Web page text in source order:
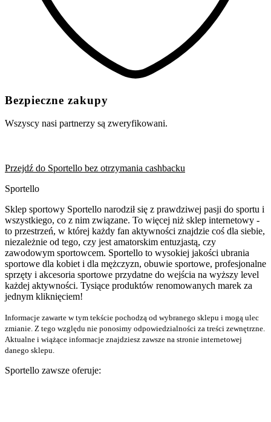
Bezpieczne zakupy
Wszyscy nasi partnerzy są zweryfikowani.
Przejdź do Sportello bez otrzymania cashbacku
Sportello
Sklep sportowy Sportello narodził się z prawdziwej pasji do sportu i
wszystkiego, co z nim związane. To więcej niż sklep internetowy -
to przestrzeń, w której każdy fan aktywności znajdzie coś dla siebie,
niezależnie od tego, czy jest amatorskim entuzjastą, czy
zawodowym sportowcem. Sportello to wysokiej jakości ubrania
sportowe dla kobiet i dla mężczyzn, obuwie sportowe, profesjonalne
sprzęty i akcesoria sportowe przydatne do wejścia na wyższy level
każdej aktywności. Tysiące produktów renomowanych marek za
jednym kliknięciem!
Informacje zawarte w tym tekście pochodzą od wybranego sklepu i mogą ulec
zmianie. Z tego względu nie ponosimy odpowiedzialności za treści zewnętrzne.
Aktualne i wiążące informacje znajdziesz zawsze na stronie internetowej
danego sklepu.
Sportello zawsze oferuje: